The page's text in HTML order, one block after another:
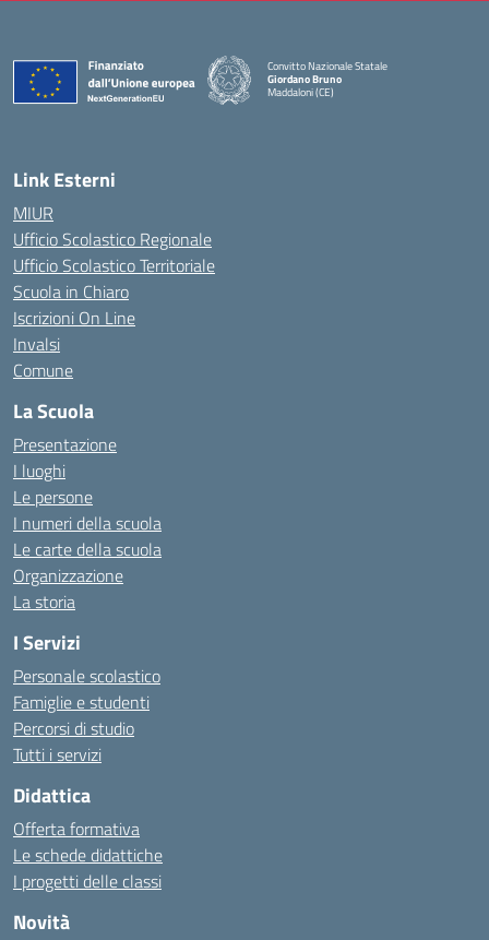
Convitto Nazionale Statale
Giordano Bruno
Maddaloni (CE)
Link Esterni
MIUR
Ufficio Scolastico Regionale
Ufficio Scolastico Territoriale
Scuola in Chiaro
Iscrizioni On Line
Invalsi
Comune
La Scuola
Presentazione
I luoghi
Le persone
I numeri della scuola
Le carte della scuola
Organizzazione
La storia
I Servizi
Personale scolastico
Famiglie e studenti
Percorsi di studio
Tutti i servizi
Didattica
Offerta formativa
Le schede didattiche
I progetti delle classi
Novità